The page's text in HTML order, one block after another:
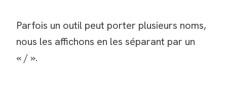
Parfois un outil peut porter plusieurs noms,
nous les affichons en les séparant par un
« / ».